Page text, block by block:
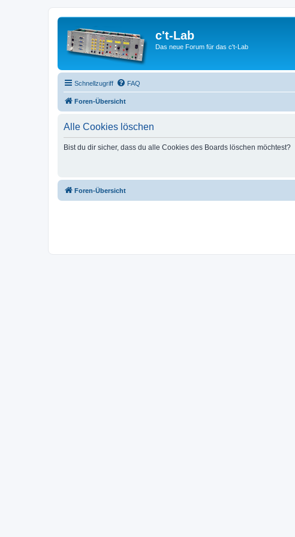
c't-Lab
Das neue Forum für das c't-Lab
Schnellzugriff FAQ
Foren-Übersicht
Alle Cookies löschen
Bist du dir sicher, dass du alle Cookies des Boards löschen möchtest?
Foren-Übersicht